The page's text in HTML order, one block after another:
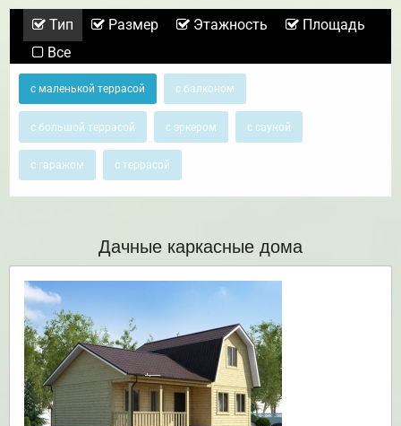
Тип Размер Этажность
Площадь
Все
с маленькой террасой с балконом
с большой террасой с эркером с сауной
с гаражом с террасой
Дачные каркасные дома